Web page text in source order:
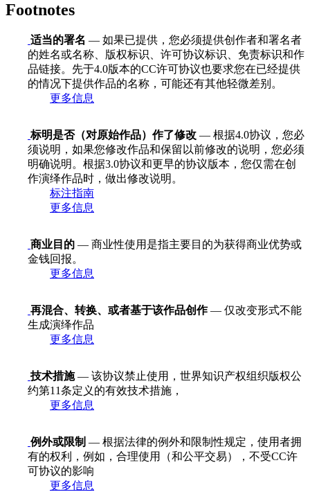
Footnotes
适当的署名 — 如果已提供，您必须提供创作者和署名者
的姓名或名称、版权标识、许可协议标识、免责标识和作
品链接。先于4.0版本的CC许可协议也要求您在已经提供
的情况下提供作品的名称，可能还有其他轻微差别。
更多信息
标明是否（对原始作品）作了修改 — 根据4.0协议，您必
须说明，如果您修改作品和保留以前修改的说明，您必须
明确说明。根据3.0协议和更早的协议版本，您仅需在创
作演绎作品时，做出修改说明。
标注指南
更多信息
商业目的 — 商业性使用是指主要目的为获得商业优势或
金钱回报。
更多信息
再混合、转换、或者基于该作品创作— 仅改变形式不能
生成演绎作品
更多信息
技术措施— 该协议禁止使用，世界知识产权组织版权公
约第11条定义的有效技术措施，
更多信息
例外或限制 — 根据法律的例外和限制性规定，使用者拥
有的权利，例如，合理使用（和公平交易），不受CC许
可协议的影响
更多信息